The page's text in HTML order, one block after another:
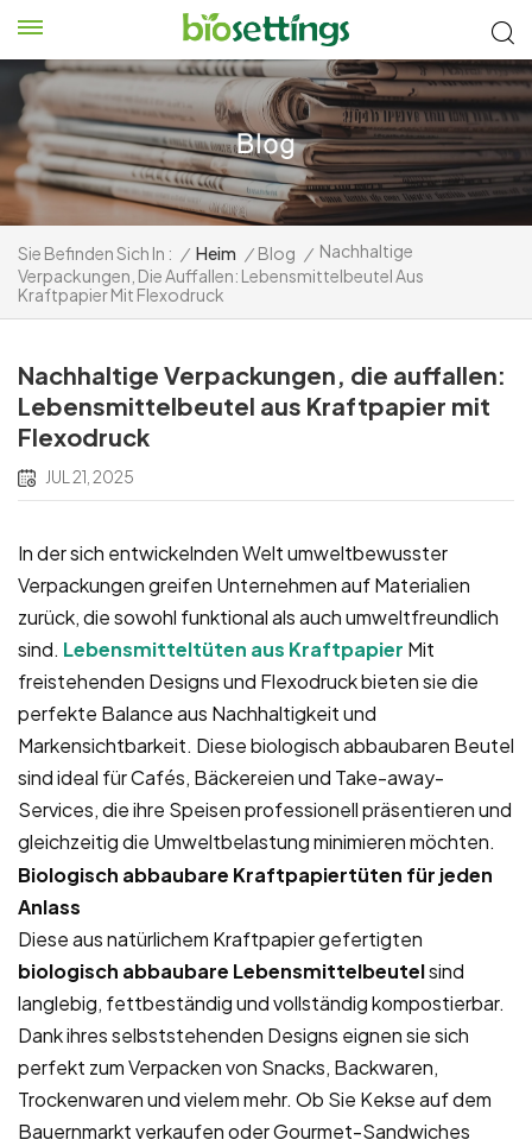
Sie Befinden Sich In : / Heim / Blog / Nachhaltige
Verpackungen, Die Auffallen: Lebensmittelbeutel Aus
Kraftpapier Mit Flexodruck
Nachhaltige Verpackungen, die auffallen:
Lebensmittelbeutel aus Kraftpapier mit
Flexodruck
JUL 21, 2025
In der sich entwickelnden Welt umweltbewusster
Verpackungen greifen Unternehmen auf Materialien
zurück, die sowohl funktional als auch umweltfreundlich
sind. Lebensmitteltüten aus Kraftpapier Mit
freistehenden Designs und Flexodruck bieten sie die
perfekte Balance aus Nachhaltigkeit und
Markensichtbarkeit. Diese biologisch abbaubaren Beutel
sind ideal für Cafés, Bäckereien und Take-away-
Services, die ihre Speisen professionell präsentieren und
gleichzeitig die Umweltbelastung minimieren möchten.
Biologisch abbaubare Kraftpapiertüten für jeden
Anlass
Diese aus natürlichem Kraftpapier gefertigten
biologisch abbaubare Lebensmittelbeutelsind
langlebig, fettbeständig und vollständig kompostierbar.
Dank ihres selbststehenden Designs eignen sie sich
perfekt zum Verpacken von Snacks, Backwaren,
Trockenwaren und vielem mehr. Ob Sie Kekse auf dem
Bauernmarkt verkaufen oder Gourmet-Sandwiches